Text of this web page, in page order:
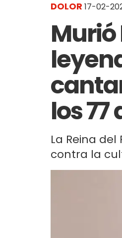
DOLOR 17-02-
Murió
los 77
La Reina
contra la